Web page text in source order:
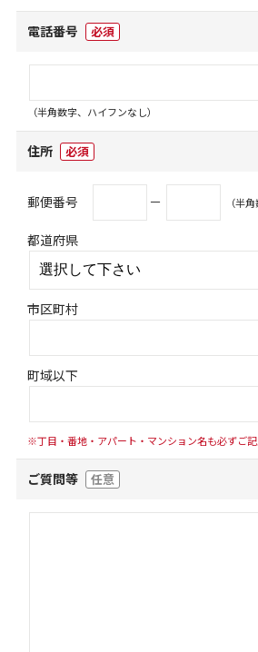
電話番号 必須
（半角数字、ハイフンなし）
住所 必須
郵便番号 － （半角
都道府県
市区町村
町域以下
※丁目・番地・アパート・マンション名も必ずご記
ご質問等 任意